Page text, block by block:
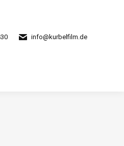
info@kurbelfilm.de